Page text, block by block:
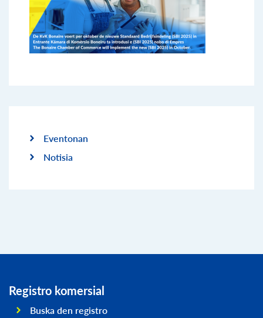
Eventonan
Notisia
Registro komersial
Buska den registro